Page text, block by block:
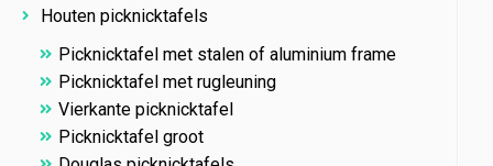
Houten picknicktafels
Picknicktafel met stalen of aluminium frame
Picknicktafel met rugleuning
Vierkante picknicktafel
Picknicktafel groot